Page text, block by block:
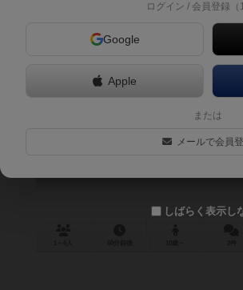
アンロック！：ミシックアドベンチ
Unlock!: Mythic Adventures
ログイン / 会員登録（
Google
Apple
または
メールで会員
しばらく表示し